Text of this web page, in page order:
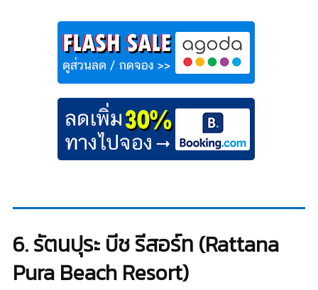
6. รัตนปุระ บีช รีสอร์ท (Rattana
Pura Beach Resort)